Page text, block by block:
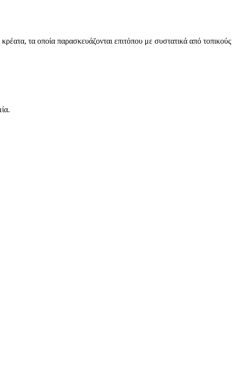
τα οποία παρασκευάζονται επιτόπου με συστατικά από τοπικούς